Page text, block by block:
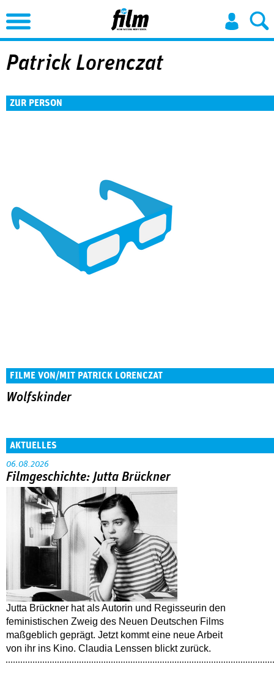
Jump to Navigation
Patrick Lorenczat
ZUR PERSON
FILME VON/MIT PATRICK LORENCZAT
Wolfskinder
AKTUELLES
06.08.2026
Filmgeschichte: Jutta Brückner
Jutta Brückner hat als Autorin und Regisseurin den
feministischen Zweig des Neuen Deutschen Films
maßgeblich geprägt. Jetzt kommt eine neue Arbeit
von ihr ins Kino. Claudia Lenssen blickt zurück.